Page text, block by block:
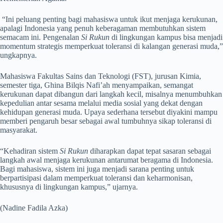
“Ini peluang penting bagi mahasiswa untuk ikut menjaga kerukunan,
apalagi Indonesia yang penuh keberagaman membutuhkan sistem
semacam ini. Pengenalan Si Rukun di lingkungan kampus bisa menjadi
momentum strategis memperkuat toleransi di kalangan generasi muda,”
ungkapnya.
Mahasiswa Fakultas Sains dan Teknologi (FST), jurusan Kimia,
semester tiga, Ghina Bilqis Nafi’ah menyampaikan, semangat
kerukunan dapat dibangun dari langkah kecil, misalnya menumbuhkan
kepedulian antar sesama melalui media sosial yang dekat dengan
kehidupan generasi muda. Upaya sederhana tersebut diyakini mampu
memberi pengaruh besar sebagai awal tumbuhnya sikap toleransi di
masyarakat.
“Kehadiran sistem Si Rukun diharapkan dapat tepat sasaran sebagai
langkah awal menjaga kerukunan antarumat beragama di Indonesia.
Bagi mahasiswa, sistem ini juga menjadi sarana penting untuk
berpartisipasi dalam memperkuat toleransi dan keharmonisan,
khususnya di lingkungan kampus,” ujarnya.
(Nadine Fadila Azka)